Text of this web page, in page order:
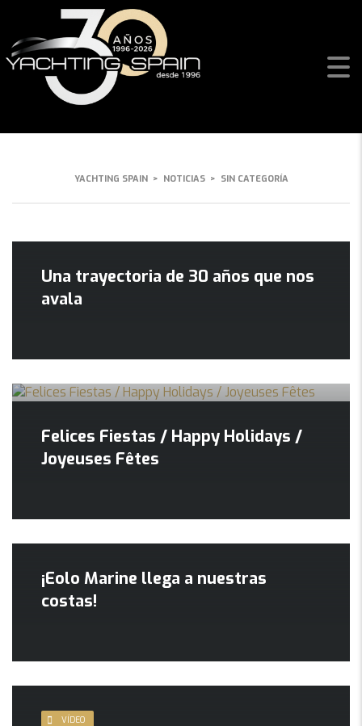
SIN CATEGORÍA
YACHTING SPAIN > NOTICIAS > SIN CATEGORÍA
Una trayectoria de 30 años que nos
avala
Felices Fiestas / Happy Holidays /
Joyeuses Fêtes
¡Eolo Marine llega a nuestras
costas!
VÍDEO